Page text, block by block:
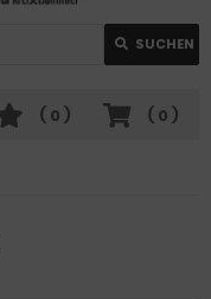
SUCHEN
( 0 )
( 0 )